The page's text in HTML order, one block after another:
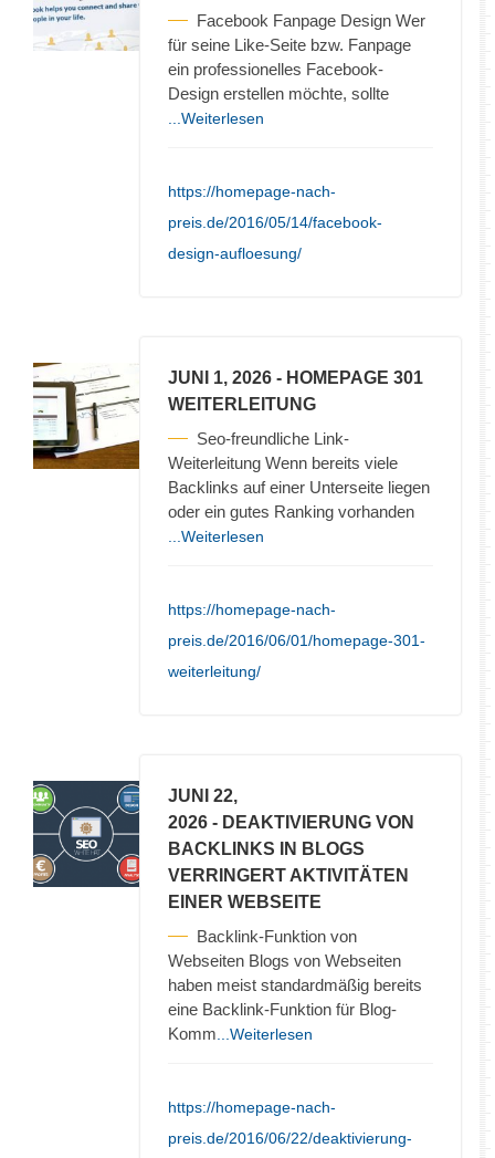
Facebook Fanpage Design Wer
für seine Like-Seite bzw. Fanpage
ein professionelles Facebook-
Design erstellen möchte, sollte
...Weiterlesen
https://homepage-nach-
preis.de/2016/05/14/facebook-
design-aufloesung/
JUNI 1, 2026 - HOMEPAGE 301
WEITERLEITUNG
Seo-freundliche Link-
Weiterleitung Wenn bereits viele
Backlinks auf einer Unterseite liegen
oder ein gutes Ranking vorhanden
...Weiterlesen
https://homepage-nach-
preis.de/2016/06/01/homepage-301-
weiterleitung/
JUNI 22,
2026 - DEAKTIVIERUNG VON
BACKLINKS IN BLOGS
VERRINGERT AKTIVITÄTEN
EINER WEBSEITE
Backlink-Funktion von
Webseiten Blogs von Webseiten
haben meist standardmäßig bereits
eine Backlink-Funktion für Blog-
Komm ...Weiterlesen
https://homepage-nach-
preis.de/2016/06/22/deaktivierung-